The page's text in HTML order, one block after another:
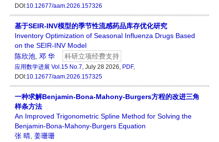
DOI:10.12677/aam.2026.157326
基于SEIR-INV模型的季节性流感药品库存优化研究
Inventory Optimization of Seasonal Influenza Drugs Based
on the SEIR-INV Model
陈欣池 邓 华 科研立项经费支持
应用数学进展 Vol.15 No.7 , July 28 2026, PDF,
DOI:10.12677/aam.2026.157325
一种求解Benjamin-Bona-Mahony-Burgers方程的改进三角
样条方法
An Improved Trigonometric Spline Method for Solving the
Benjamin-Bona-Mahony-Burgers Equation
张 晴 姜珊珊